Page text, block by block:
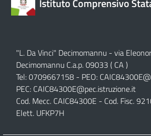
"L. Da Vinci" Decimomannu - via
Decimomannu C.a.p. 09033 ( CA )
Tel: 0709667158 - PEO:
PEC: CAIC84300E@pec.istruzione.it
Cod. Mecc. CAIC84300E - Cod. Fisc.
Elett. UFKP7H